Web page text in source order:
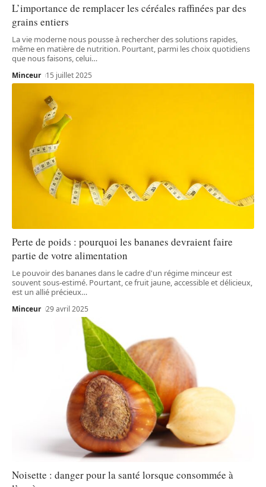
L’importance de remplacer les céréales raffinées par des
grains entiers
La vie moderne nous pousse à rechercher des solutions rapides,
même en matière de nutrition. Pourtant, parmi les choix quotidiens
que nous faisons, celui…
Minceur 15 juillet 2025
Perte de poids : pourquoi les bananes devraient faire
partie de votre alimentation
Le pouvoir des bananes dans le cadre d'un régime minceur est
souvent sous-estimé. Pourtant, ce fruit jaune, accessible et délicieux,
est un allié précieux…
Minceur 29 avril 2025
Noisette : danger pour la santé lorsque consommée à